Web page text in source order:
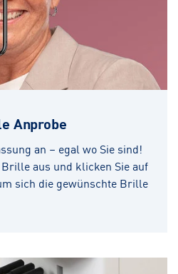
Anprobe
an – egal wo Sie sind!
aus und klicken Sie auf
sich die gewünschte Brille